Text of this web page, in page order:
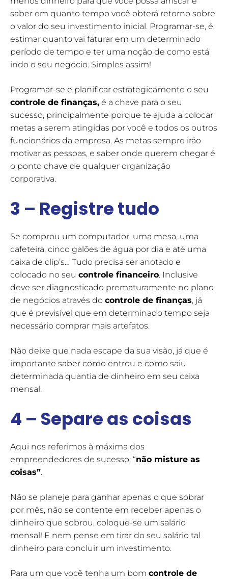
saber em quanto tempo você obterá retorno sobre
o valor do seu investimento inicial. Programar-se, é
estimar quanto vai faturar em um determinado
período de tempo e ter uma noção de como está
indo o seu negócio. Simples assim!
Programar-se e planificar estrategicamente o seu
controle de finanças, é a chave para o seu
sucesso, principalmente porque te ajuda a colocar
metas a serem atingidas por você e todos os outros
funcionários da empresa. As metas sempre irão
motivar as pessoas, e saber onde querem chegar é
o ponto chave de qualquer organização
corporativa.
3 – Registre tudo
Se comprou um computador, uma mesa, uma
cafeteira, cinco galões de água por dia e até uma
caixa de clip’s… Tudo precisa ser anotado e
colocado no seu controle financeiro. Inclusive
deve ser diagnosticado prematuramente no plano
de negócios através do controle de finanças, já
que é previsível que em determinado tempo seja
necessário comprar mais artefatos.
Não deixe que nada escape da sua visão, já que é
importante saber como entrou e como saiu
determinada quantia de dinheiro em seu caixa
mensal.
4 – Separe as coisas
Aqui nos referimos à máxima dos
empreendedores de sucesso: “não misture as
coisas”.
Não se planeje para ganhar apenas o que sobrar
por mês, não se contente em receber apenas o
dinheiro que sobrou, coloque-se um salário
mensal! E nem pense em tirar do seu salário tal
dinheiro para concluir um investimento.
Para um que você tenha um bom controle de